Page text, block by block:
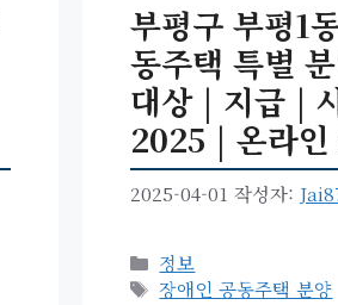
부평구 부평1
동주택 특별
대상 | 지급 |
2025 | 온라
2025-04-01 작성자:
카
테
정보
태
장애인 공동주택 분양